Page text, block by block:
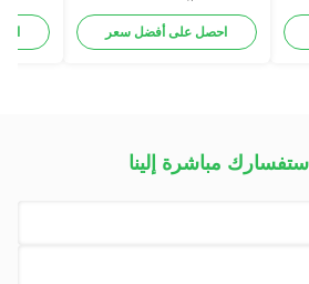
120BPM آلة الوزن والحزم
الذكيةاحصل على أفضل سعر
مباشرة إلينا